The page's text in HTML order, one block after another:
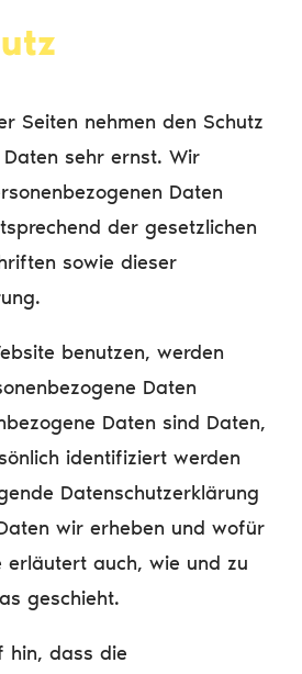
Seiten nehmen den Schutz
sehr ernst. Wir
Daten
der gesetzlichen
sowie dieser
benutzen, werden
Daten
Daten sind Daten,
identifiziert werden
Datenschutzerklärung
wir erheben und wofür
erläutert auch, wie und zu
geschieht.
hin, dass die